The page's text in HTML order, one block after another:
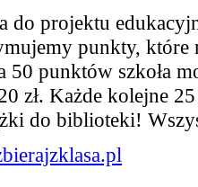
do projektu
punkty,
punktów szkoła
zł. Każde kolejne
do biblioteki!